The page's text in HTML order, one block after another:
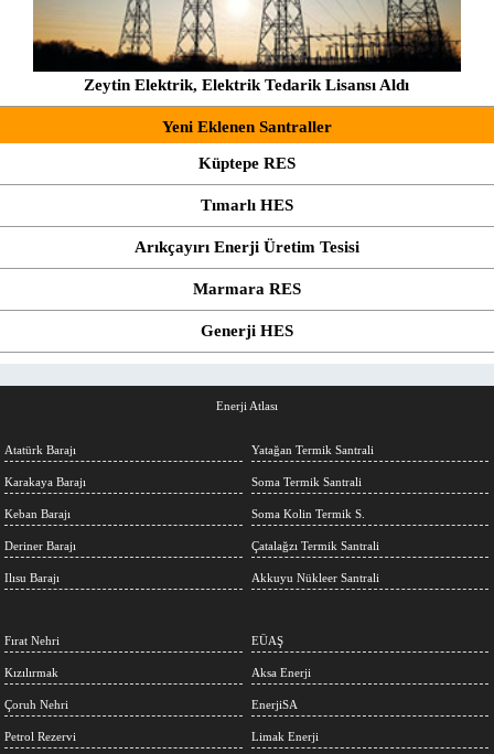
Zeytin Elektrik, Elektrik Tedarik Lisansı Aldı
Yeni Eklenen Santraller
Küptepe RES
Tımarlı HES
Arıkçayırı Enerji Üretim Tesisi
Marmara RES
Generji HES
Enerji Atlası
Atatürk Barajı
Karakaya Barajı
Keban Barajı
Deriner Barajı
Ilısu Barajı
Yatağan Termik Santrali
Soma Termik Santrali
Soma Kolin Termik S.
Çatalağzı Termik Santrali
Akkuyu Nükleer Santrali
Fırat Nehri
Kızılırmak
Çoruh Nehri
Petrol Rezervi
EÜAŞ
Aksa Enerji
EnerjiSA
Limak Enerji